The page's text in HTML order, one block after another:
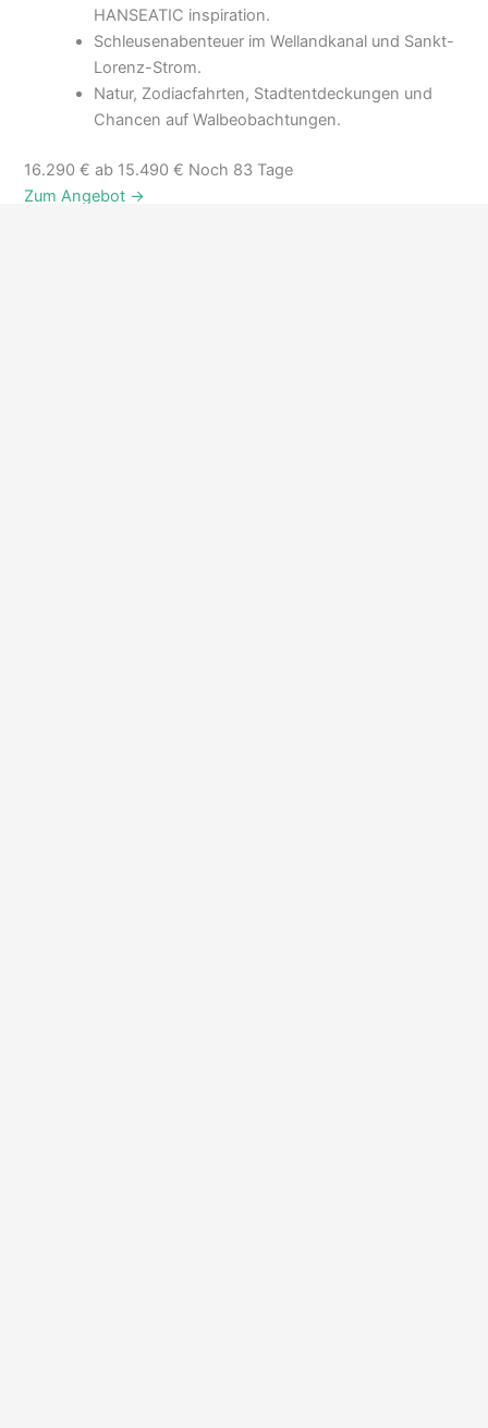
HANSEATIC inspiration.
Schleusenabenteuer im Wellandkanal und Sankt-
Lorenz-Strom.
Natur, Zodiacfahrten, Stadtentdeckungen und
Chancen auf Walbeobachtungen.
16.290 € ab 15.490 € Noch 83 Tage
Zum Angebot →